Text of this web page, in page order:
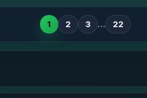
1 2 3 … 22